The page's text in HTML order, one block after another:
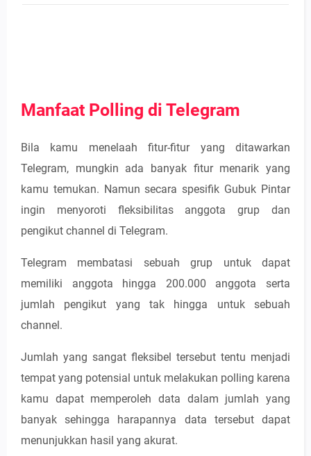
Manfaat Polling di Telegram
Bila kamu menelaah fitur-fitur yang ditawarkan
Telegram, mungkin ada banyak fitur menarik yang
kamu temukan. Namun secara spesifik Gubuk Pintar
ingin menyoroti fleksibilitas anggota grup dan
pengikut channel di Telegram.
Telegram membatasi sebuah grup untuk dapat
memiliki anggota hingga 200.000 anggota serta
jumlah pengikut yang tak hingga untuk sebuah
channel.
Jumlah yang sangat fleksibel tersebut tentu menjadi
tempat yang potensial untuk melakukan polling karena
kamu dapat memperoleh data dalam jumlah yang
banyak sehingga harapannya data tersebut dapat
menunjukkan hasil yang akurat.